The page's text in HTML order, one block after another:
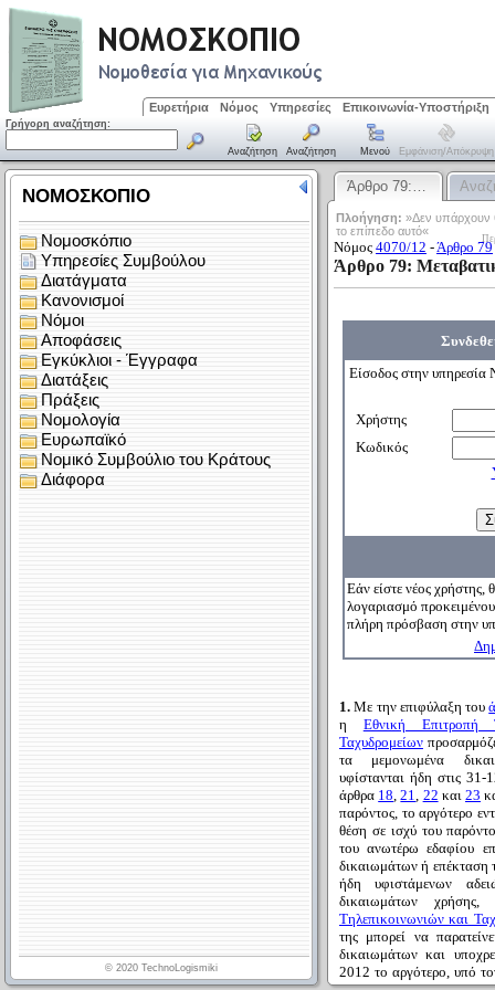
Ευρετήρια Νόμος Υπηρεσίες Επικοινωνία-Υποστήριξη
Γρήγορη αναζήτηση:
Αναζήτηση Αναζήτηση Μενού Εμφάνιση/απόκρυψη
Άρθρο 79:…